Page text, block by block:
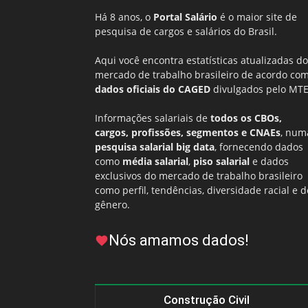
Há 8 anos, o Portal Salário é o maior site de
pesquisa de cargos e salários do Brasil.
Aqui você encontra estatísticas atualizadas do
mercado de trabalho brasileiro de acordo
dados oficiais do CAGED divulgados pelo
Informações salariais de todos os CBOs,
cargos, profissões, segmentos e CNAEs,
pesquisa salarial big data, fornecendo dados
como média salarial, piso salarial e dados
exclusivos do mercado de trabalho brasileiro
como perfil, tendências, diversidade racial e
gênero.
Nós amamos dados!
Construção Civil